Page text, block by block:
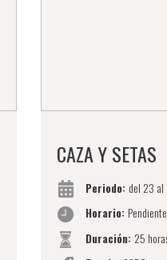
CAZA Y SETAS
Periodo: del 23 al
Horario:
Duración: 25